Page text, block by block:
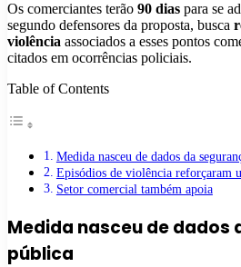
Os comerciantes terão 90 dias para se
segundo defensores da proposta, busca
violência associados a esses pontos
citados em ocorrências policiais.
Table of Contents
Medida nasceu de dados da
Episódios de violência reforçaram
Setor comercial também apoia
Medida nasceu de dados
pública